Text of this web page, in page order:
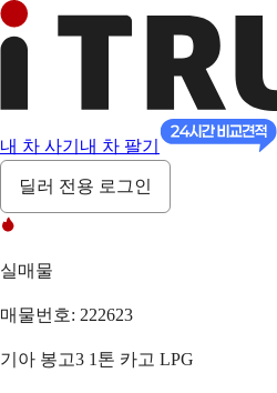
내 차 사기 내 차 팔기
딜러 전용 로그인
실매물
매물번호: 222623
기아 봉고3 1톤 카고 LPG